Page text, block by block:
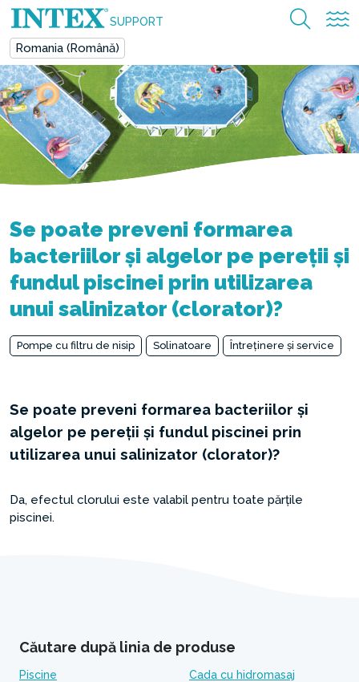
SUPPORT
Romania (Română)
Se poate preveni formarea
bacteriilor și algelor pe pereții și
fundul piscinei prin utilizarea
unui salinizator (clorator)?
Pompe cu filtru de nisip Solinatoare Întreținere și service
Se poate preveni formarea bacteriilor și
algelor pe pereții și fundul piscinei prin
utilizarea unui salinizator (clorator)?
Da, efectul clorului este valabil pentru toate părțile
piscinei.
Căutare după linia de produse
Piscine
Cada cu hidromasaj